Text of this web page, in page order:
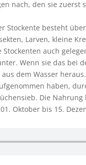
nach, den sie zuerst
Stockente besteht
Larven, kleine
auch
Wenn sie das bei
dem Wasser
haben,
Die
Oktober bis 15.